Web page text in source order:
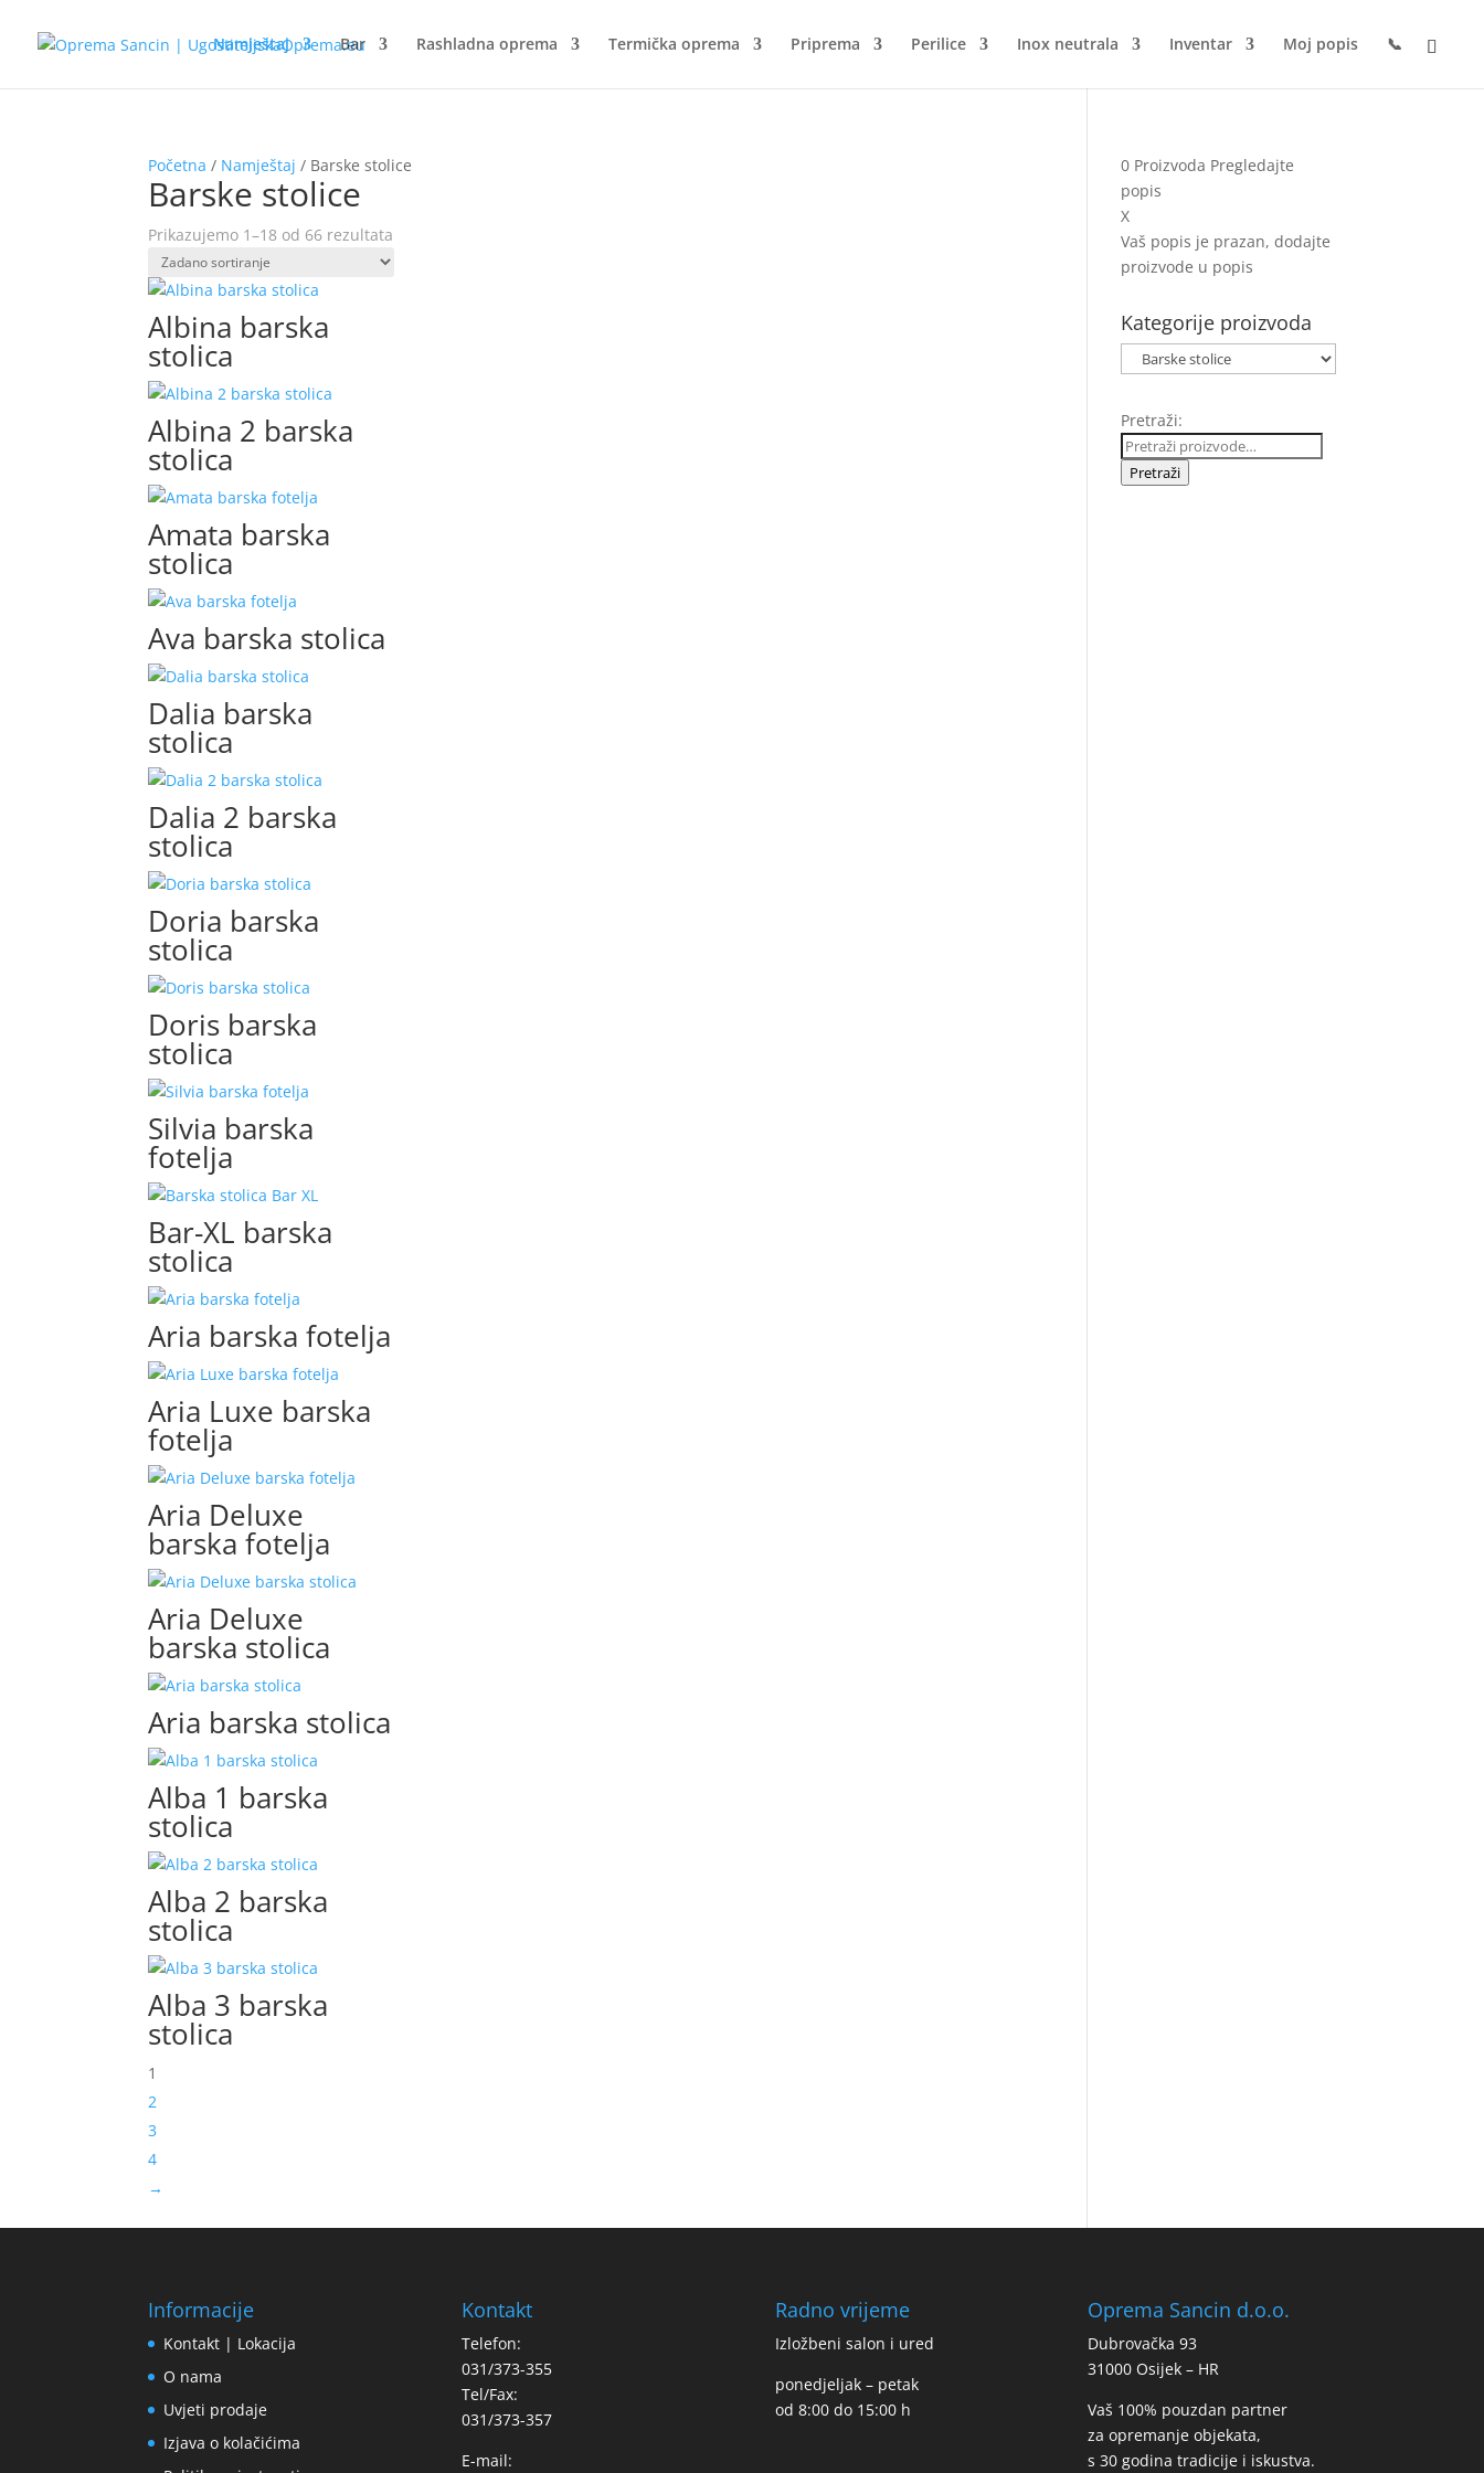
Namještaj Bar Rashladna oprema Termička oprema Priprema Perilice Inox neutrala Inventar Moj popis 📞
Početna / Namještaj / Barske stolice
Barske stolice
Prikazujemo 1–18 od 66 rezultata
Albina barska
stolica
Albina 2 barska
stolica
Amata barska
stolica
Ava barska stolica
Dalia barska
stolica
Dalia 2 barska
stolica
Doria barska
stolica
Doris barska
stolica
Silvia barska
fotelja
Bar-XL barska
stolica
Aria barska fotelja
Aria Luxe barska
fotelja
Aria Deluxe
barska fotelja
Aria Deluxe
barska stolica
Aria barska stolica
Alba 1 barska
stolica
Alba 2 barska
stolica
Alba 3 barska
stolica
1
2
3
4
→
0 Proizvoda Pregledajte
popis
X
Vaš popis je prazan, dodajte
proizvode u popis
Kategorije proizvoda
Pretraži:
Pretraži
Informacije
Kontakt | Lokacija
O nama
Uvjeti prodaje
Izjava o kolačićima
Kontakt
Telefon:
031/373-355
Tel/Fax:
031/373-357
E-mail:
Radno vrijeme
Izložbeni salon i ured
ponedjeljak – petak
od 8:00 do 15:00 h
Oprema Sancin d.o.o.
Dubrovačka 93
31000 Osijek – HR
Vaš 100% pouzdan partner
za opremanje objekata,
s 30 godina tradicije i iskustva.